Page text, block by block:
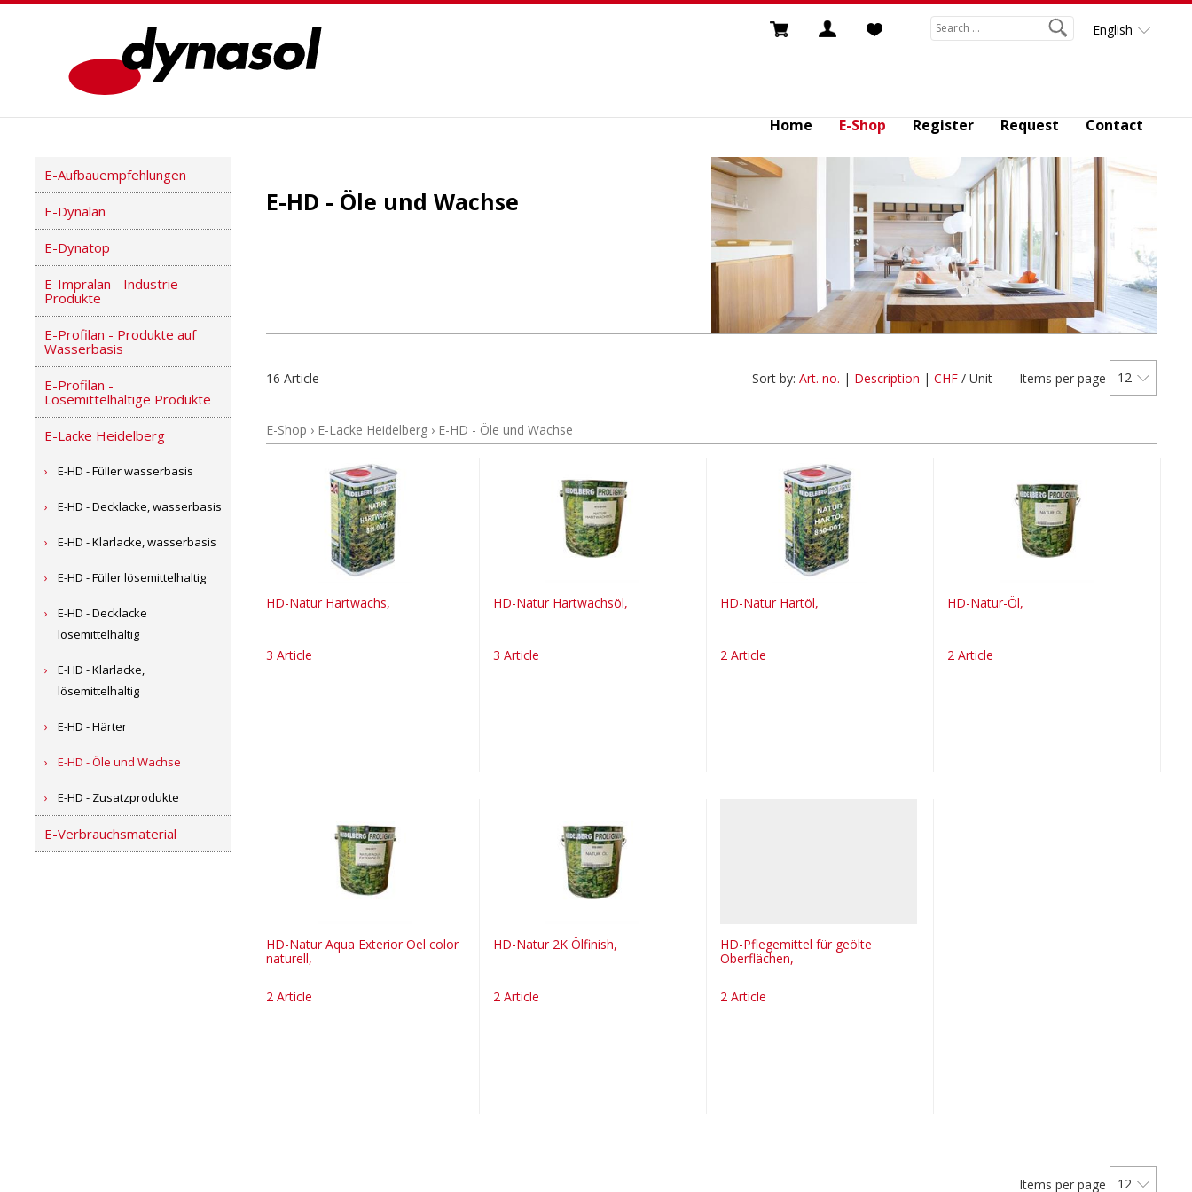
English
Home E-Shop Register Request Contact
E-Aufbauempfehlungen
E-Dynalan
E-Dynatop
E-Impralan - Industrie
Produkte
E-Profilan - Produkte auf
Wasserbasis
E-Profilan -
Lösemittelhaltige Produkte
E-Lacke Heidelberg
E-HD - Füller wasserbasis
E-HD - Decklacke, wasserbasis
E-HD - Klarlacke, wasserbasis
E-HD - Füller lösemittelhaltig
E-HD - Decklacke
lösemittelhaltig
E-HD - Klarlacke,
lösemittelhaltig
E-HD - Härter
E-HD - Öle und Wachse
E-HD - Zusatzprodukte
E-Verbrauchsmaterial
E-HD - Öle und Wachse
Items per page 12
Sort by: Art. no. | Description | CHF / Unit
16 Article
E-Shop › E-Lacke Heidelberg › E-HD - Öle und Wachse
HD-Natur Hartwachs,
3 Article
HD-Natur Hartwachsöl,
3 Article
HD-Natur Hartöl,
2 Article
HD-Natur-Öl,
2 Article
HD-Natur Aqua Exterior Oel color
naturell,
2 Article
HD-Natur 2K Ölfinish,
2 Article
HD-Pflegemittel für geölte
Oberflächen,
2 Article
Items per page 12